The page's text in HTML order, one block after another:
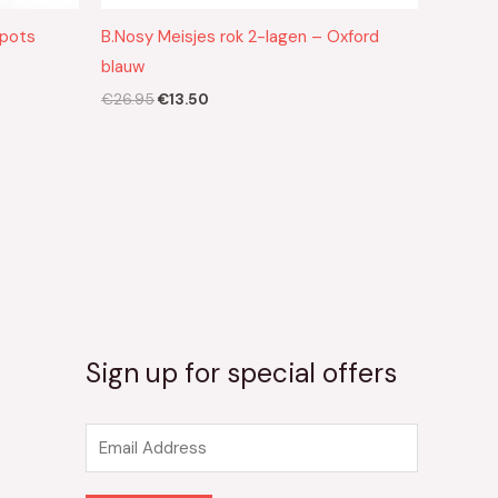
B.Nosy Meisjes rok 2-lagen – Oxford
blauw
€26.95€13.50
Sign up for special offers
m